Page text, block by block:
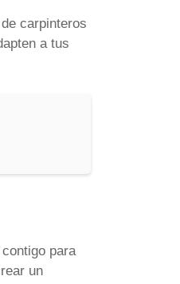
carpinteros
a tus
para
un